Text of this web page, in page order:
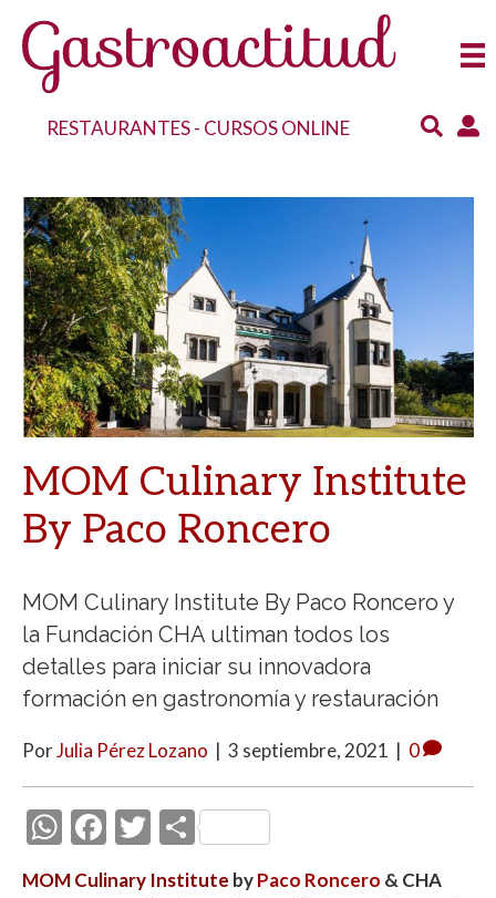
RESTAURANTES- CURSOS ONLINE
MOM Culinary Institute
By Paco Roncero
MOM Culinary Institute By Paco Roncero y
la Fundación CHA ultiman todos los
detalles para iniciar su innovadora
formación en gastronomía y restauración
PorJulia Pérez Lozano | 3 septiembre, 2021 | 0
W F
T C
MOM Culinary Institute byPaco Roncero & CHA